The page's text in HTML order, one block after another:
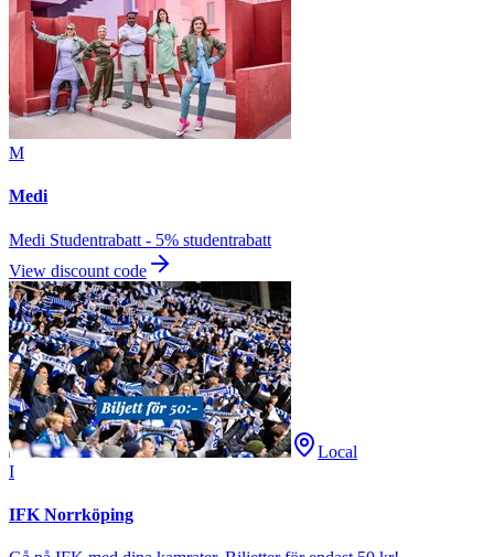
M
Medi
Medi Studentrabatt - 5% studentrabatt
View discount code
Local
I
IFK Norrköping